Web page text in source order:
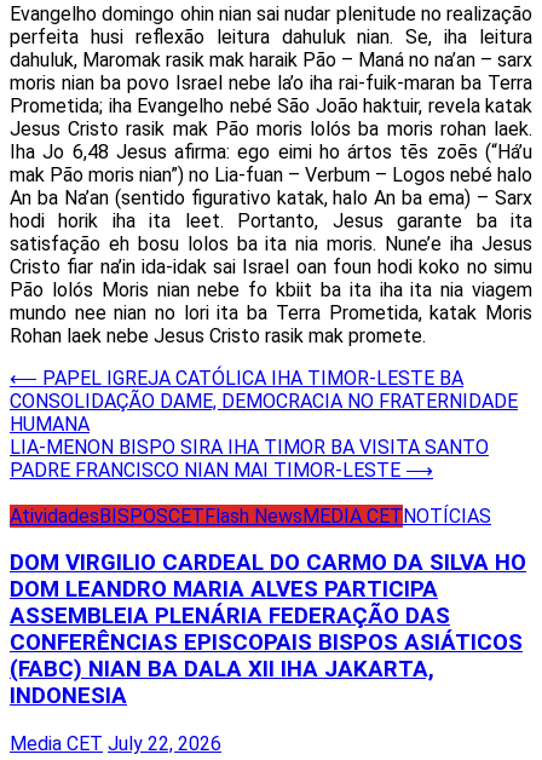
Evangelho domingo ohin nian sai nudar plenitude no realização
perfeita husi reflexão leitura dahuluk nian. Se, iha leitura
dahuluk, Maromak rasik mak haraik Pão – Maná no na’an – sarx
moris nian ba povo Israel nebe la’o iha rai-fuik-maran ba Terra
Prometida; iha Evangelho nebé São João haktuir, revela katak
Jesus Cristo rasik mak Pão moris lolós ba moris rohan laek.
Iha Jo 6,48 Jesus afirma: ego eimi ho ártos tēs zoēs (“Há’u
mak Pão moris nian”) no Lia-fuan – Verbum – Logos nebé halo
An ba Na’an (sentido figurativo katak, halo An ba ema) – Sarx
hodi horik iha ita leet. Portanto, Jesus garante ba ita
satisfação eh bosu lolos ba ita nia moris. Nune’e iha Jesus
Cristo fiar na’in ida-idak sai Israel oan foun hodi koko no simu
Pão lolós Moris nian nebe fo kbiit ba ita iha ita nia viagem
mundo nee nian no lori ita ba Terra Prometida, katak Moris
Rohan laek nebe Jesus Cristo rasik mak promete.
Post
navigation
⟵ PAPEL IGREJA CATÓLICA IHA TIMOR-LESTE BA
CONSOLIDAÇÃO DAME, DEMOCRACIA NO FRATERNIDADE
HUMANA
LIA-MENON BISPO SIRA IHA TIMOR BA VISITA SANTO
PADRE FRANCISCO NIAN MAI TIMOR-LESTE ⟶
AtividadesBISPOSCETFlash NewsMEDIA CETNOTÍCIAS
DOM VIRGILIO CARDEAL DO CARMO DA SILVA HO
DOM LEANDRO MARIA ALVES PARTICIPA
ASSEMBLEIA PLENÁRIA FEDERAÇÃO DAS
CONFERÊNCIAS EPISCOPAIS BISPOS ASIÁTICOS
(FABC) NIAN BA DALA XII IHA JAKARTA,
INDONESIA
Media CET July 22, 2026